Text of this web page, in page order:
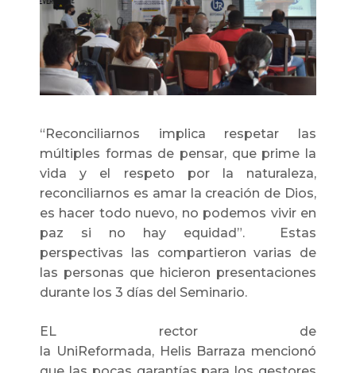
“Reconciliarnos implica respetar las
múltiples formas de pensar, que prime la
vida y el respeto por la naturaleza,
reconciliarnos es amar la creación de Dios,
es hacer todo nuevo, no podemos vivir en
paz si no hay equidad”. Estas
perspectivas las compartieron varias de
las personas que hicieron presentaciones
durante los 3 días del Seminario.
EL rector de
la UniReformada, Helis Barraza mencionó